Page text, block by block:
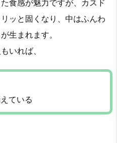
食感が魅力ですが、カスド
ッと固くなり、中はふんわ
生まれます。
いれば、
ている